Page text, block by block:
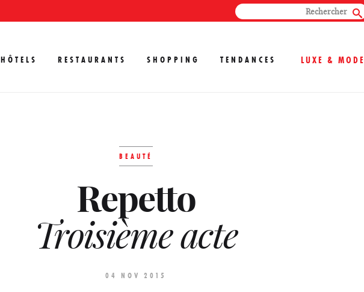
HÔTELS RESTAURANTS SHOPPING TENDANCES LUXE & MODE
BEAUTÉ
Repetto
Troisième acte
04 NOV 2015